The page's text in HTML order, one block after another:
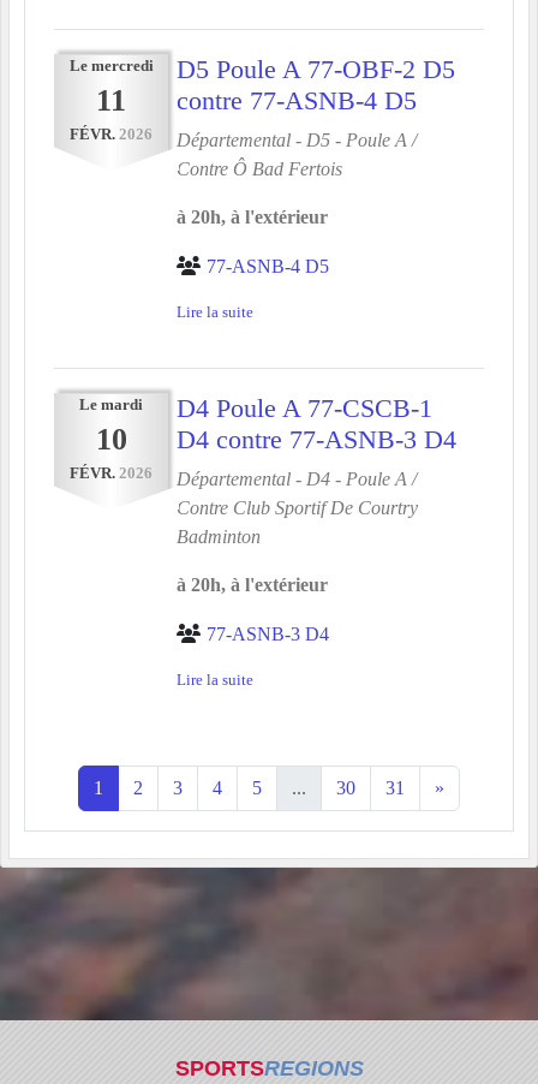
Le mercredi
11
FÉVR. 2026
D5 Poule A 77-OBF-2 D5
contre 77-ASNB-4 D5
Départemental - D5 - Poule A /
Contre Ô Bad Fertois
à 20h, à l'extérieur
77-ASNB-4 D5
Lire la suite
Le mardi
10
FÉVR. 2026
D4 Poule A 77-CSCB-1
D4 contre 77-ASNB-3 D4
Départemental - D4 - Poule A /
Contre Club Sportif De Courtry
Badminton
à 20h, à l'extérieur
77-ASNB-3 D4
Lire la suite
1 2 3 4 5 ... 30 31 »
SPORTSREGIONS